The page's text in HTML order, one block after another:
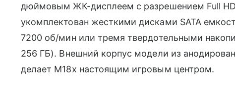
дюймовым ЖК-дисплеем с разрешением Full
укомплектован жесткими дисками SATA
7200 об/мин или тремя твердотельными
256 ГБ). Внешний корпус модели из
делает M18x настоящим игровым центром.